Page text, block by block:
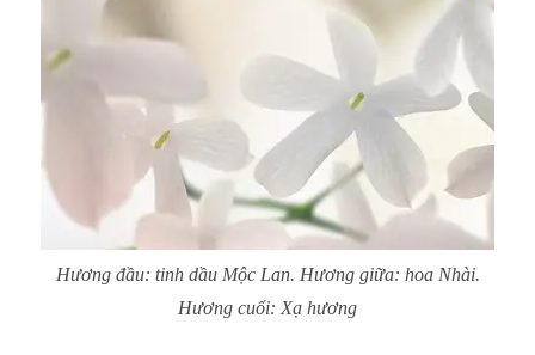
Hương đầu: tinh dầu Mộc Lan. Hương giữa: hoa Nhài.
Hương cuối: Xạ hương